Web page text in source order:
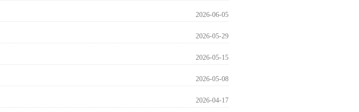
2026-06-05
2026-05-29
2026-05-15
2026-05-08
2026-04-17